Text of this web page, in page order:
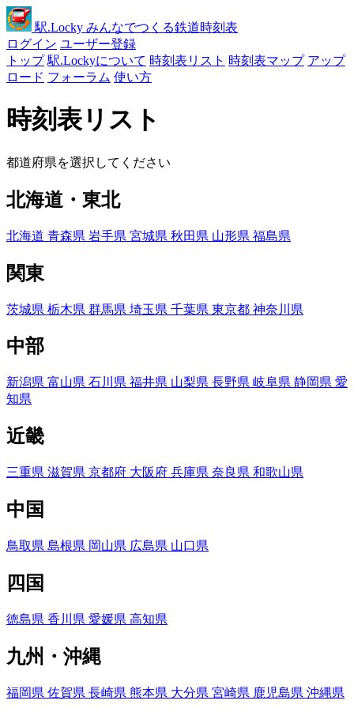
駅.Locky みんなでつくる鉄道時刻表
ログイン ユーザー登録
トップ 駅.Lockyについて 時刻表リスト 時刻表マップ アップ
ロード フォーラム 使い方
時刻表リスト
都道府県を選択してください
北海道・東北
北海道 青森県 岩手県 宮城県 秋田県 山形県 福島県
関東
茨城県 栃木県 群馬県 埼玉県 千葉県 東京都 神奈川県
中部
新潟県 富山県 石川県 福井県 山梨県 長野県 岐阜県 静岡県 愛
知県
近畿
三重県 滋賀県 京都府 大阪府 兵庫県 奈良県 和歌山県
中国
鳥取県 島根県 岡山県 広島県 山口県
四国
徳島県 香川県 愛媛県 高知県
九州・沖縄
福岡県 佐賀県 長崎県 熊本県 大分県 宮崎県 鹿児島県 沖縄県